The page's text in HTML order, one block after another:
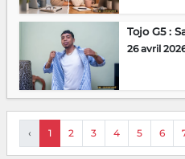
Tojo G5 :
26 avril
‹ 1 2 3 4 5 6